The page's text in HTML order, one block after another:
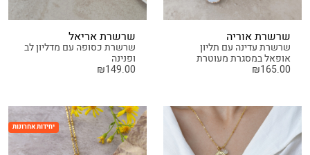
שרשרת אוריה
שרשרת עדינה עם תליון
אופאל במסגרת מעוטרת
₪165.00
שרשרת אריאל
שרשרת כסופה עם מדליון לב
ופנינה
₪149.00
יחידות אחרונות